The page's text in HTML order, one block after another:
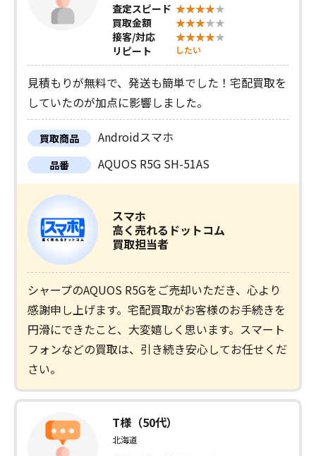
査定スピード
買取金額
接客/対応
リピート
したい
見積もりが無料で、発送も簡単でした！宅配買取を
していたのが加点に影響しました。
買取商品 Androidスマホ
品番 AQUOS R5G SH-51AS
スマホ
高く売れるドットコム
買取担当者
シャープのAQUOS R5Gをご売却いただき、心より
感謝申し上げます。宅配買取がお客様のお手続きを
円滑にできたこと、大変嬉しく思います。スマート
フォンなどの買取は、引き続き安心してお任せくだ
さい。
T様（50代）
北海道